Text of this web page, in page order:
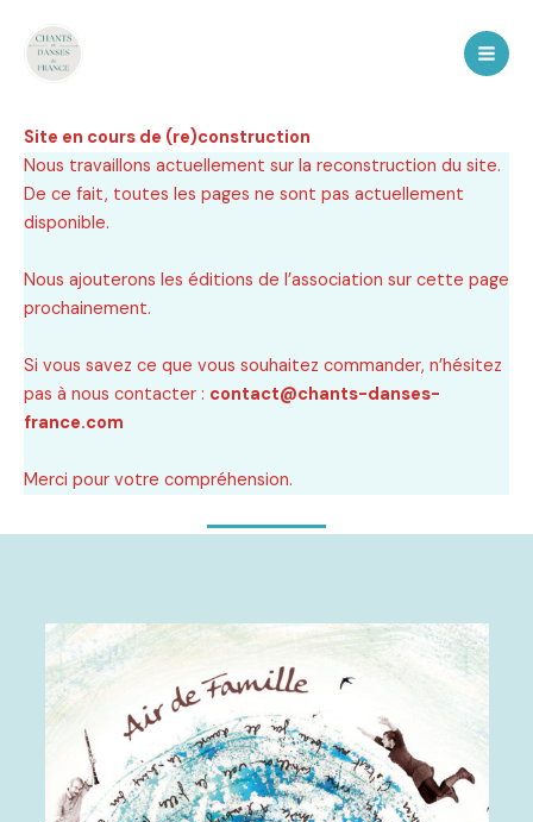
contenu
Site en cours de (re)construction
Nous travaillons actuellement sur la reconstruction du site.
De ce fait, toutes les pages ne sont pas actuellement
disponible.
Nous ajouterons les éditions de l’association sur cette page
prochainement.
Si vous savez ce que vous souhaitez commander, n’hésitez
pas à nous contacter : contact@chants-danses-
france.com
Merci pour votre compréhension.